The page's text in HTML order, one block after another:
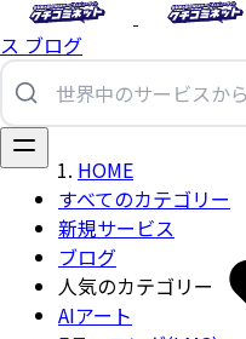
ス ブログ
すべてのカテゴリー
新規サービス
ブログ
人気のカテゴリー
AIアート
HOME